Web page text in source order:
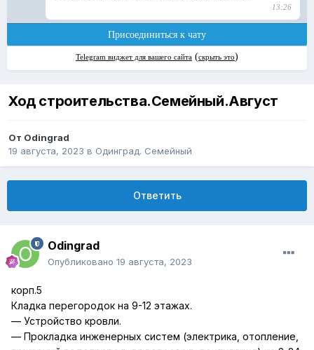
Ход строительства.Семейный.Август
От Odingrad
19 августа, 2023 в Одинград. Семейный
Ответить
Odingrad
Опубликовано 19 августа, 2023
корп.5
Кладка перегородок на 9-12 этажах.
— Устройство кровли.
— Прокладка инженерных систем (электрика, отопление,